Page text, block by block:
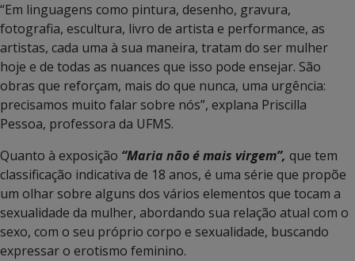
“Em linguagens como pintura, desenho, gravura,
fotografia, escultura, livro de artista e performance, as
artistas, cada uma à sua maneira, tratam do ser mulher
hoje e de todas as nuances que isso pode ensejar. São
obras que reforçam, mais do que nunca, uma urgência:
precisamos muito falar sobre nós”, explana Priscilla
Pessoa, professora da UFMS.
Quanto à exposição “Maria não é mais virgem”, que tem
classificação indicativa de 18 anos, é uma série que propõe
um olhar sobre alguns dos vários elementos que tocam a
sexualidade da mulher, abordando sua relação atual com o
sexo, com o seu próprio corpo e sexualidade, buscando
expressar o erotismo feminino.